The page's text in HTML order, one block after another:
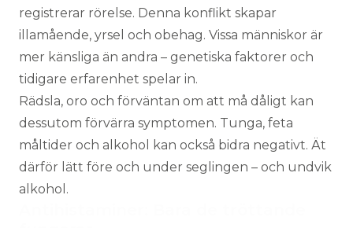
registrerar rörelse. Denna konflikt skapar
illamående, yrsel och obehag. Vissa människor är
mer känsliga än andra – genetiska faktorer och
tidigare erfarenhet spelar in.
Rädsla, oro och förväntan om att må dåligt kan
dessutom förvärra symptomen. Tunga, feta
måltider och alkohol kan också bidra negativt. Ät
därför lätt före och under seglingen – och undvik
alkohol.